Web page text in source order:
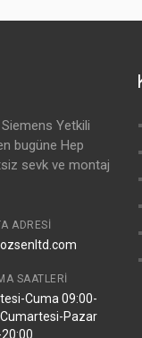
Yetkili
bugüne Hep
sevk ve montaj
ADRESI
SAATLERI
Cuma 09:00-
Pazar